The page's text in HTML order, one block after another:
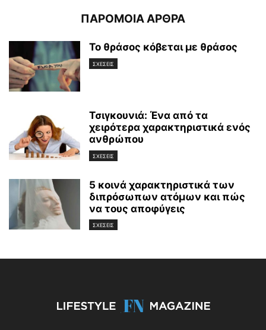
ΠΑΡΟΜΟΙΑ ΑΡΘΡΑ
Το θράσος κόβεται με θράσος
ΣΧΕΣΕΙΣ
Τσιγκουνιά: Ένα από τα
χειρότερα χαρακτηριστικά ενός
ανθρώπου
ΣΧΕΣΕΙΣ
5 κοινά χαρακτηριστικά των
διπρόσωπων ατόμων και πώς
να τους αποφύγεις
ΣΧΕΣΕΙΣ